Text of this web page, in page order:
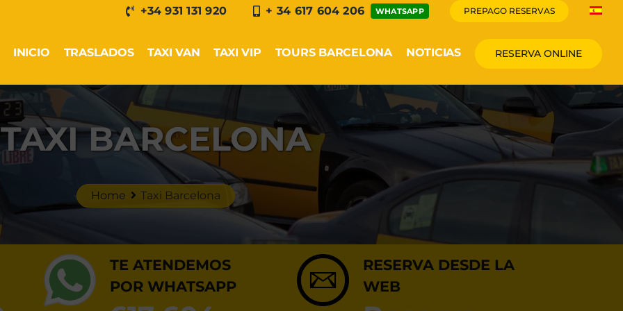
+34 931 131 920 + 34 617 604 206 WHATSAPP PREPAGO RESERVAS
INICIO TRASLADOS TAXI VAN TAXI VIP TOURS BARCELONA NOTICIAS RESERVA ONLINE
TAXI BARCELONA
Home Taxi Barcelona
TE ATENDEMOS
POR WHATSAPP
RESERVA DESDE LA
WEB